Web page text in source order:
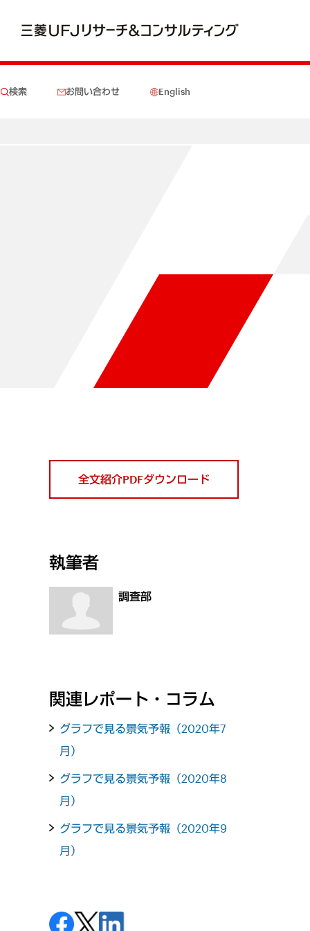
検索 お問い合わせ English
全文紹介PDFダウンロード
執筆者
調査部
関連レポート・コラム
グラフで見る景気予報（2020年7
月）
グラフで見る景気予報（2020年8
月）
グラフで見る景気予報（2020年9
月）